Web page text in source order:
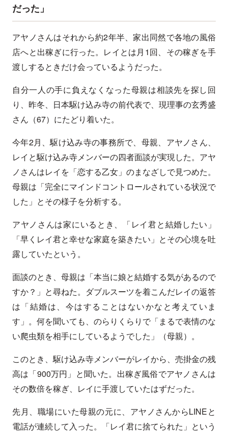
だった」
アヤノさんはそれから約2年半、家出同然で各地の風俗
店へと出稼ぎに行った。レイとは月1回、その稼ぎを手
渡しするときだけ会っているようだった。
自分一人の手に負えなくなった母親は相談先を探し回
り、昨冬、日本駆け込み寺の前代表で、現理事の玄秀盛
さん（67）にたどり着いた。
今年2月、駆け込み寺の事務所で、母親、アヤノさん、
レイと駆け込み寺メンバーの四者面談が実現した。アヤ
ノさんはレイを「恋する乙女」のまなざしで見つめた。
母親は「完全にマインドコントロールされている状況で
した」とその様子を分析する。
アヤノさんは家にいるとき、「レイ君と結婚したい」
「早くレイ君と幸せな家庭を築きたい」とその心境を吐
露していたという。
面談のとき、母親は「本当に娘と結婚する気があるので
すか？」と尋ねた。ダブルスーツを着こんだレイの返答
は「結婚は、今はすることはないかなと考えていま
す」。何を聞いても、のらりくらりで「まるで表情のな
い爬虫類を相手にしているようでした」（母親）。
このとき、駆け込み寺メンバーがレイから、売掛金の残
高は「900万円」と聞いた。出稼ぎ風俗でアヤノさんは
その数倍を稼ぎ、レイに手渡していたはずだった。
先月、職場にいた母親の元に、アヤノさんからLINEと
電話が連続して入った。「レイ君に捨てられた」という